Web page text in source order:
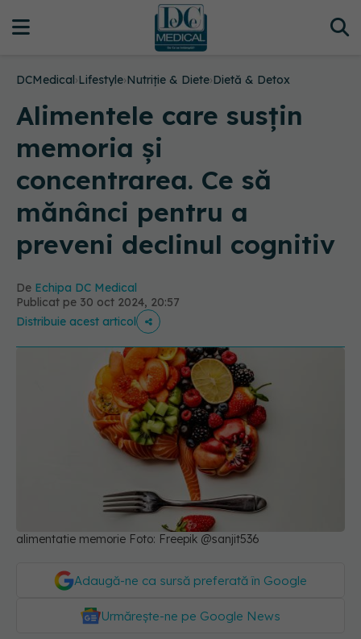
DCMedical›Lifestyle›Nutriție & Diete›Dietă & Detox
Alimentele care susțin
memoria și
concentrarea. Ce să
mănânci pentru a
preveni declinul cognitiv
De Echipa DC Medical
Publicat pe 30 oct 2024, 20:57
Distribuie acest articol
alimentatie memorie Foto: Freepik @sanjit536
Adaugă-ne ca sursă preferată în Google
Urmărește-ne pe Google News